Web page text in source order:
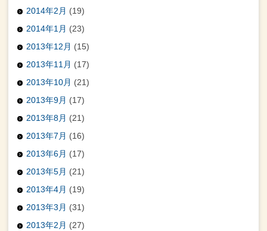
2014年2月 (19)
2014年1月 (23)
2013年12月 (15)
2013年11月 (17)
2013年10月 (21)
2013年9月 (17)
2013年8月 (21)
2013年7月 (16)
2013年6月 (17)
2013年5月 (21)
2013年4月 (19)
2013年3月 (31)
2013年2月 (27)